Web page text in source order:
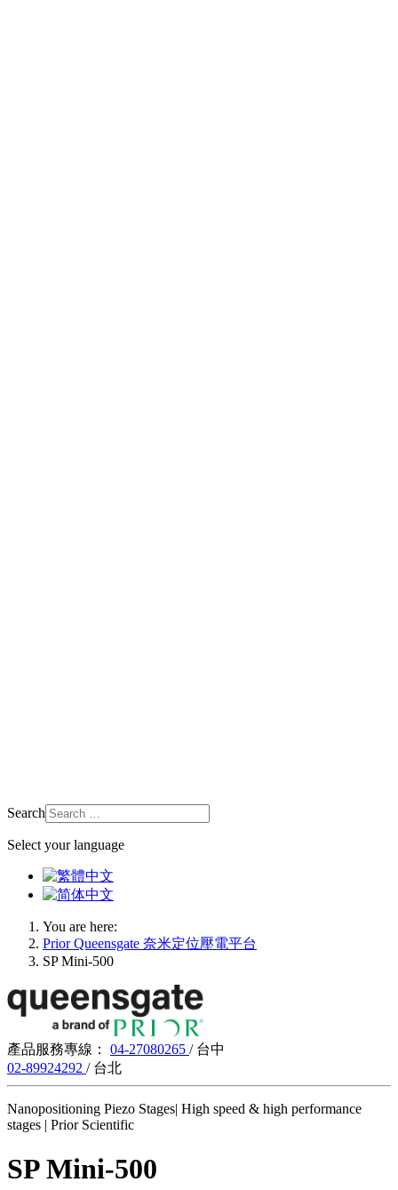
Search
Select your language
You are here:
Prior Queensgate 奈米定位壓電平台
SP Mini-500
產品服務專線： 04-27080265 / 台中
02-89924292 / 台北
Nanopositioning Piezo Stages| High speed & high performance
stages | Prior Scientific
SP Mini-500